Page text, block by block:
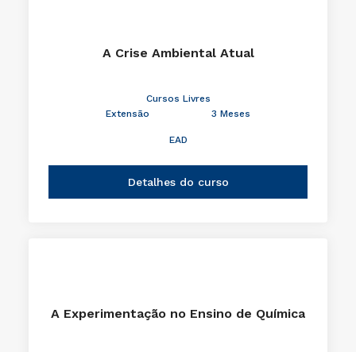
A Crise Ambiental Atual
Cursos Livres
Extensão
3 Meses
EAD
Detalhes do curso
A Experimentação no Ensino de Química